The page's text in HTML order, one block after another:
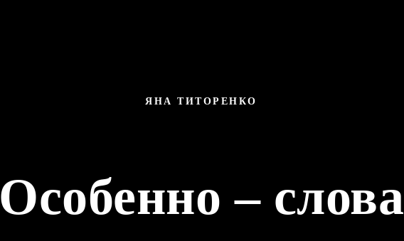
ЯНА ТИТОРЕНКО
Особенно – слова